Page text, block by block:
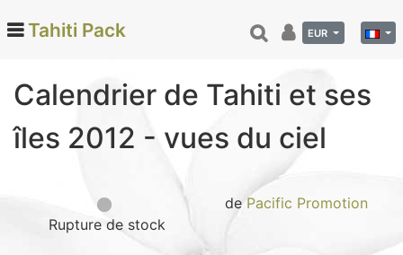
Monoi de Tahiti (66)
Noix de coco (24)
Vanille de Tahiti (26)
Tahiti Pack EUR
Calendrier de Tahiti et ses
îles 2012 - vues du ciel
Rupture de stock
dePacific Promotion